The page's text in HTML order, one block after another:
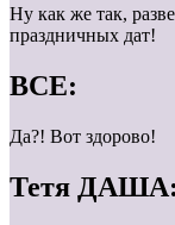
Ну как же так,
праздничных дат!
ВСЕ:
Да?! Вот здорово!
Тетя ДАША: